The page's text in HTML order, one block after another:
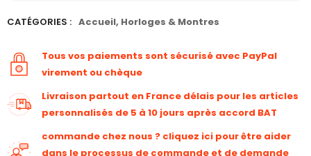
CATÉGORIES : Accueil, Horloges & Montres
Tous vos paiements sont sécurisé avec PayPal
virement ou chèque
Livraison partout en France délais pour les articles
personnalisés de 5 à 10 jours après accord BAT
commande chez nous ? cliquez ici pour être aider
dans le processus de commande et de demande